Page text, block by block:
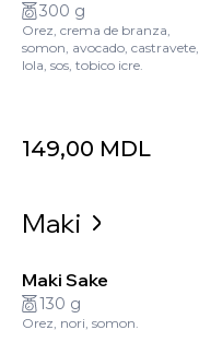
300 g
Orez, crema de branza,
somon, avocado, castravete,
lola, sos, tobico icre.
149,00 MDL
Maki
Maki Sake
130 g
Orez, nori, somon.